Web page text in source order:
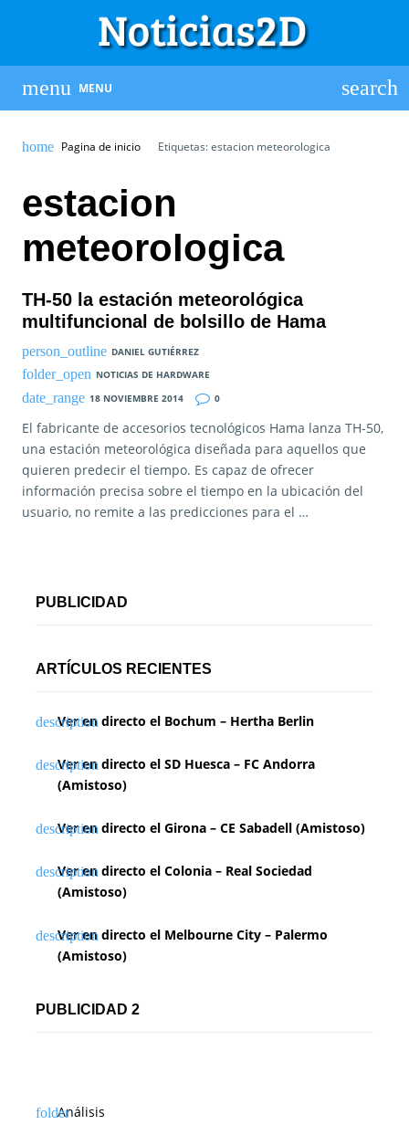
MENU
Pagina de inicio Etiquetas: estacion meteorologica
estacion
meteorologica
TH-50 la estación meteorológica
multifuncional de bolsillo de Hama
DANIEL GUTIÉRREZ
NOTICIAS DE HARDWARE
18 NOVIEMBRE 2014
0
El fabricante de accesorios tecnológicos Hama lanza TH-50,
una estación meteorológica diseñada para aquellos que
quieren predecir el tiempo. Es capaz de ofrecer
información precisa sobre el tiempo en la ubicación del
usuario, no remite a las predicciones para el …
PUBLICIDAD
ARTÍCULOS RECIENTES
Ver en directo el Bochum – Hertha Berlin
Ver en directo el SD Huesca – FC Andorra
(Amistoso)
Ver en directo el Girona – CE Sabadell (Amistoso)
Ver en directo el Colonia – Real Sociedad
(Amistoso)
Ver en directo el Melbourne City – Palermo
(Amistoso)
PUBLICIDAD 2
Análisis